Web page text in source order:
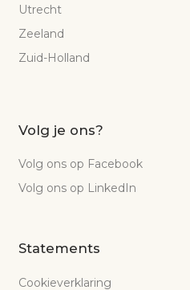
Utrecht
Zeeland
Zuid-Holland
Volg je ons?
Volg ons op Facebook
Volg ons op LinkedIn
Statements
Cookieverklaring